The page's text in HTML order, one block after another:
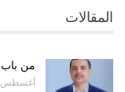
المقالات
من باب
أغسطس 6, 2026